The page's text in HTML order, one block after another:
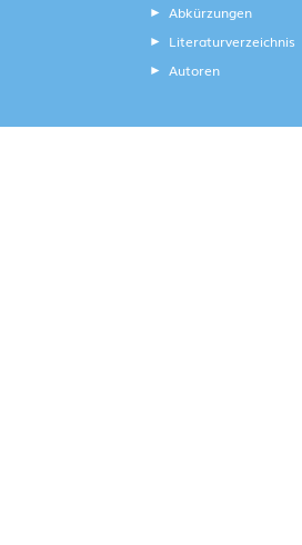
Abkürzungen
Literaturverzeichnis
Autoren